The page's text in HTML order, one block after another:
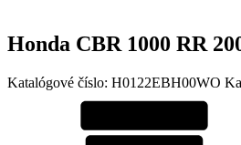
Honda CBR 1000 RR
Katalógové číslo: H0122EBH00WO